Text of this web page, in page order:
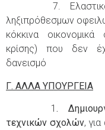
7.
ληξιπρόθεσμων
κόκκινα
κρίσης) που δεν
δανεισμό
Γ. ΑΛΛΑ ΥΠΟΥΡΓΕΙΑ
1.
τεχνικών σχολών,